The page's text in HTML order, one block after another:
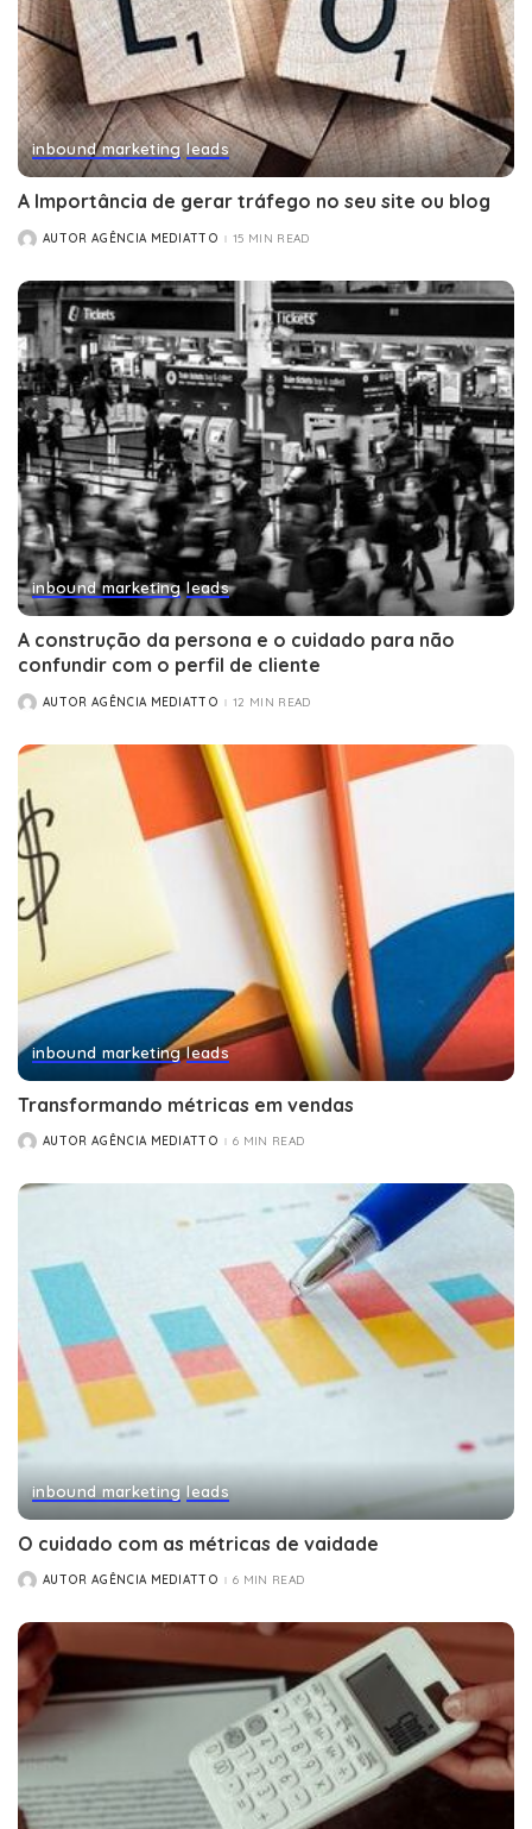
inbound marketing leads
A Importância de gerar tráfego no seu site ou blog
POSTEDAUTOR AGÊNCIA MEDIATTO 15 MIN READ
inbound marketing leads
A construção da persona e o cuidado para não
confundir com o perfil de cliente
POSTEDAUTOR AGÊNCIA MEDIATTO 12 MIN READ
inbound marketing leads
Transformando métricas em vendas
POSTEDAUTOR AGÊNCIA MEDIATTO 6 MIN READ
inbound marketing leads
O cuidado com as métricas de vaidade
POSTEDAUTOR AGÊNCIA MEDIATTO 6 MIN READ